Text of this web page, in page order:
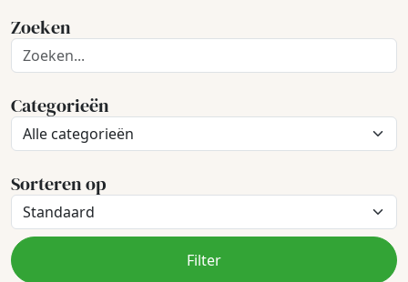
Zoeken
Categorieën
Sorteren op
Filter